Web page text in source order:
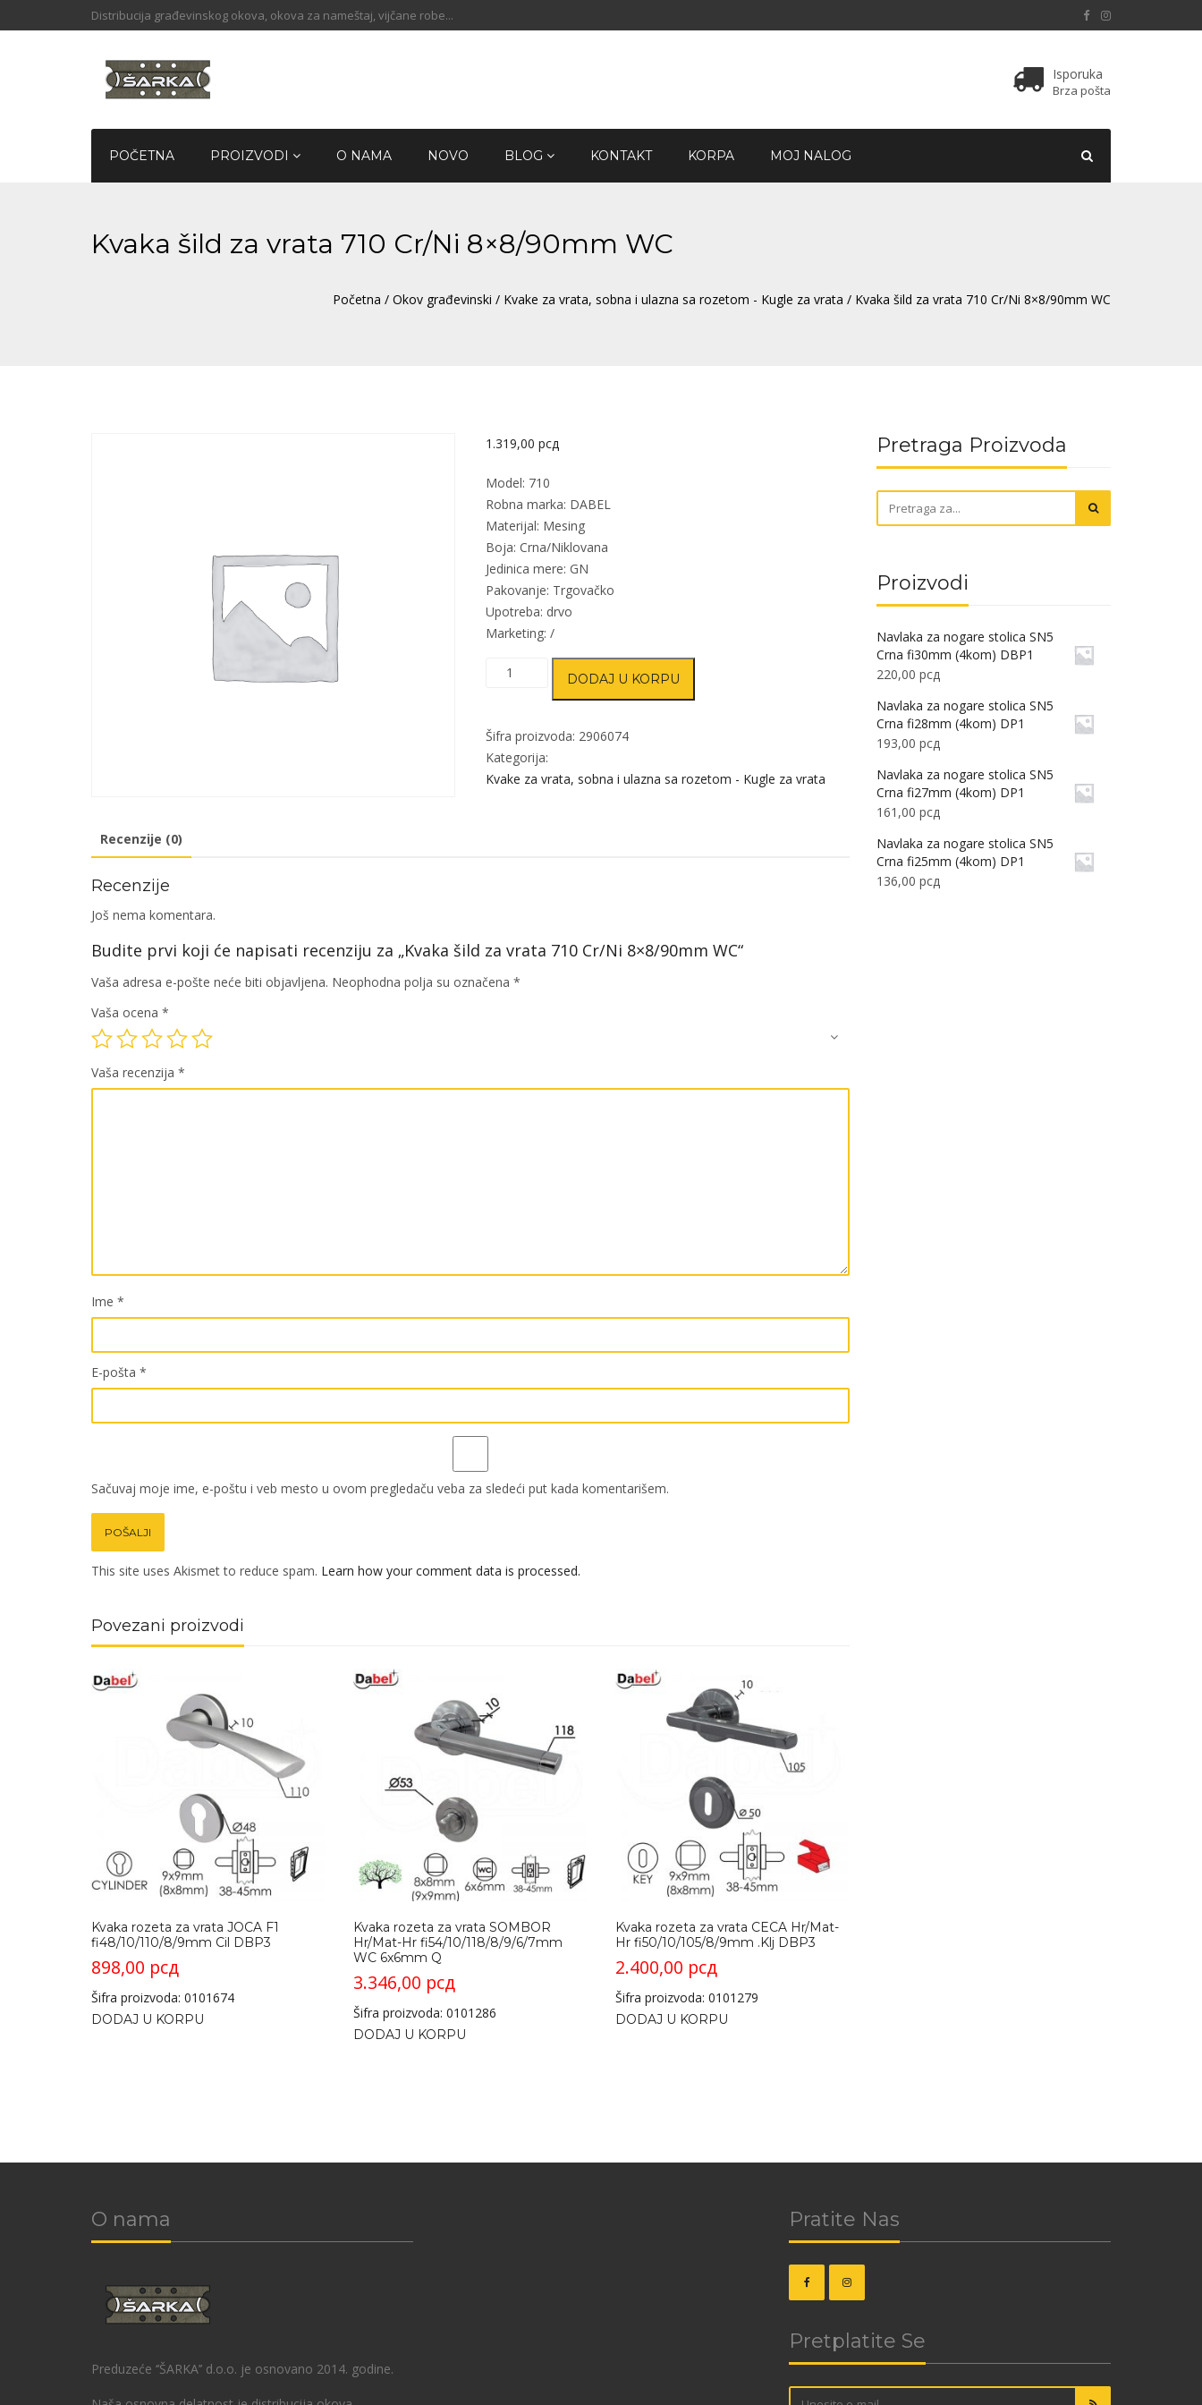
Distribucija građevinskog okova, okova za nameštaj, vijčane robe...
Isporuka
Brza pošta
POČETNA PROIZVODI O NAMA NOVO BLOG KONTAKT KORPA MOJ NALOG
Kvaka šild za vrata 710 Cr/Ni 8×8/90mm WC
Početna / Okov građevinski / Kvake za vrata, sobna i ulazna sa rozetom - Kugle za vrata / Kvaka šild za vrata 710 Cr/Ni 8×8/90mm WC
1.319,00 рсд
Model: 710
Robna marka: DABEL
Materijal: Mesing
Boja: Crna/Niklovana
Jedinica mere: GN
Pakovanje: Trgovačko
Upotreba: drvo
Marketing: /
Kvaka
vrata
710
Cr/Ni
DODAJ U KORPU
Šifra proizvoda: 2906074
Kategorija:
Kvake za vrata, sobna i ulazna sa rozetom - Kugle za vrata
Recenzije (0)
Recenzije
Još nema komentara.
Budite prvi koji će napisati recenziju za „Kvaka šild za vrata 710 Cr/Ni 8×8/90mm WC“
Vaša adresa e-pošte neće biti objavljena. Neophodna polja su označena *
Vaša ocena *
Vaša recenzija *
Ime *
E-pošta *
Sačuvaj moje ime, e-poštu i veb mesto u ovom pregledaču veba za sledeći put kada komentarišem.
This site uses Akismet to reduce spam. Learn how your comment data is processed.
Povezani proizvodi
Kvaka rozeta za vrata JOCA F1
fi48/10/110/8/9mm Cil DBP3
898,00 рсд
Šifra proizvoda: 0101674
DODAJ U KORPU
Kvaka rozeta za vrata SOMBOR
Hr/Mat-Hr fi54/10/118/8/9/6/7mm
WC 6x6mm Q
3.346,00 рсд
Šifra proizvoda: 0101286
DODAJ U KORPU
Kvaka rozeta za vrata CECA Hr/Mat-
Hr fi50/10/105/8/9mm .Klj DBP3
2.400,00 рсд
Šifra proizvoda: 0101279
DODAJ U KORPU
Pretraga Proizvoda
Proizvodi
Navlaka za nogare stolica SN5
Crna fi30mm (4kom) DBP1
220,00 рсд
Navlaka za nogare stolica SN5
Crna fi28mm (4kom) DP1
193,00 рсд
Navlaka za nogare stolica SN5
Crna fi27mm (4kom) DP1
161,00 рсд
Navlaka za nogare stolica SN5
Crna fi25mm (4kom) DP1
136,00 рсд
O nama
Preduzeće ‘’ŠARKA’’ d.o.o. je osnovano 2014. godine.
Pratite Nas
Pretplatite Se